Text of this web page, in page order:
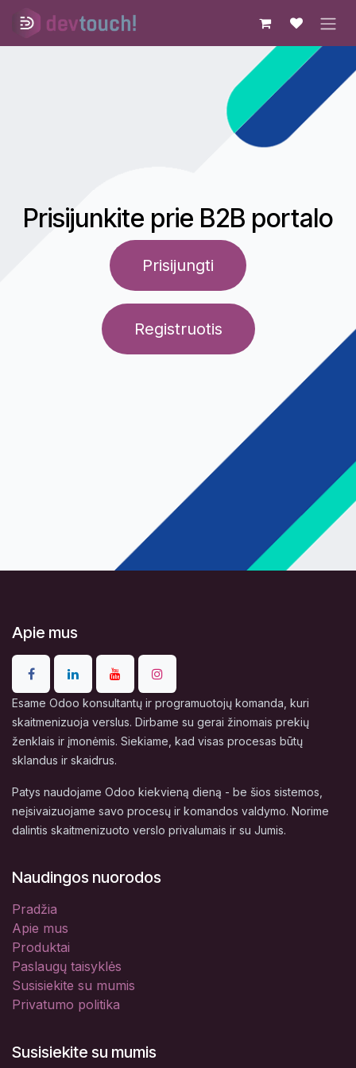
Skip to Content
Prisijunkite prie B2B portalo
Prisijungti​​​​
Registruotis​​​​
Apie mus
Esame Odoo konsultantų ir programuotojų komanda, kuri
skaitmenizuoja verslus. Dirbame su gerai žinomais prekių
ženklais ir įmonėmis. Siekiame, kad visas procesas būtų
sklandus ir skaidrus.
Patys naudojame Odoo kiekvieną dieną - be šios sistemos,
neįsivaizuojame savo procesų ir komandos valdymo. Norime
dalintis skaitmenizuoto verslo privalumais ir su Jumis.
Naudingos nuorodos
Pradžia
Apie mus
Produktai
Paslaugų taisyklės
Susisiekite su mumis
Privatumo politika
Susisiekite su mumis